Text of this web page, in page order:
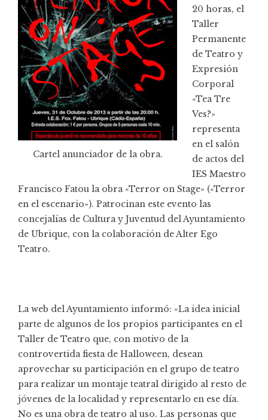
Cartel anunciador de la obra.
20 horas, el
Taller
Permanente
de Teatro y
Expresión
Corporal
«Tea Tre
Ves?»
representa
en el salón
de actos del
IES Maestro
Francisco Fatou la obra «Terror on Stage» («Terror
en el escenario»). Patrocinan este evento las
concejalías de Cultura y Juventud del Ayuntamiento
de Ubrique, con la colaboración de Alter Ego
Teatro.
La web del Ayuntamiento informó: «La idea inicial
parte de algunos de los propios participantes en el
Taller de Teatro que, con motivo de la
controvertida fiesta de Halloween, desean
aprovechar su participación en el grupo de teatro
para realizar un montaje teatral dirigido al resto de
jóvenes de la localidad y representarlo en ese día.
No es una obra de teatro al uso. Las personas que